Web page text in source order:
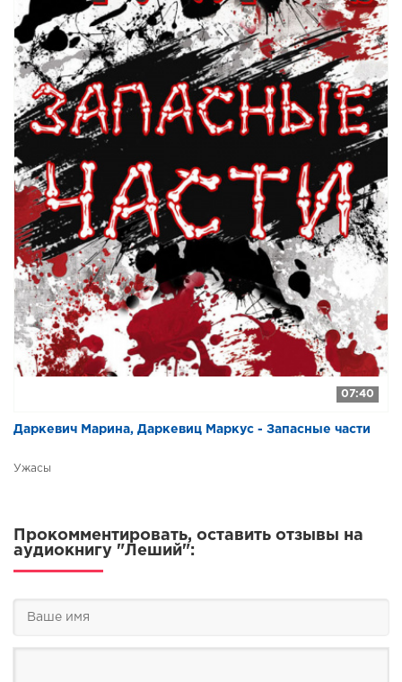
07:40
Даркевич Марина, Даркевиц Маркус - Запасные части
Ужасы
Прокомментировать, оставить отзывы на
аудиокнигу "Леший":